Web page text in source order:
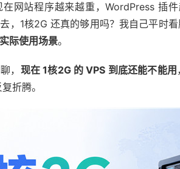
网站程序越来越重，WordPress 插
，1核2G 还真的够用吗？我自己平时
际使用场景。
， 现在 1核2G 的 VPS 到底还能不能用
折腾。